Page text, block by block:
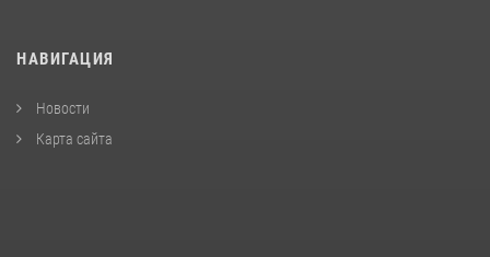
НАВИГАЦИЯ
Новости
Карта сайта